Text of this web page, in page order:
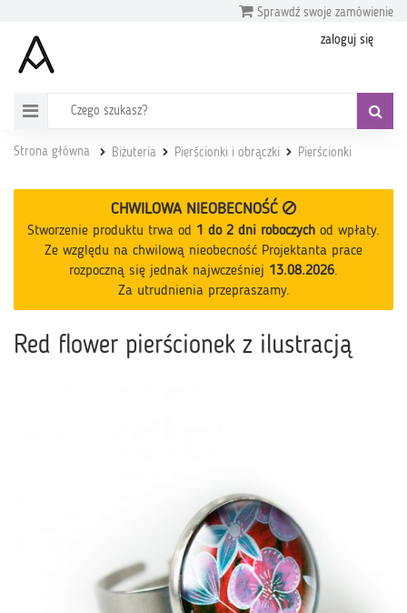
Sprawdź swoje zamówienie
zaloguj się
Strona główna Biżuteria Pierścionki i obrączki Pierścionki
CHWILOWA NIEOBECNOŚĆ
Stworzenie produktu trwa od 1 do 2 dni roboczych od wpłaty.
Ze względu na chwilową nieobecność Projektanta prace
rozpoczną się jednak najwcześniej 13.08.2026.
Za utrudnienia przepraszamy.
Red flower pierścionek z ilustracją